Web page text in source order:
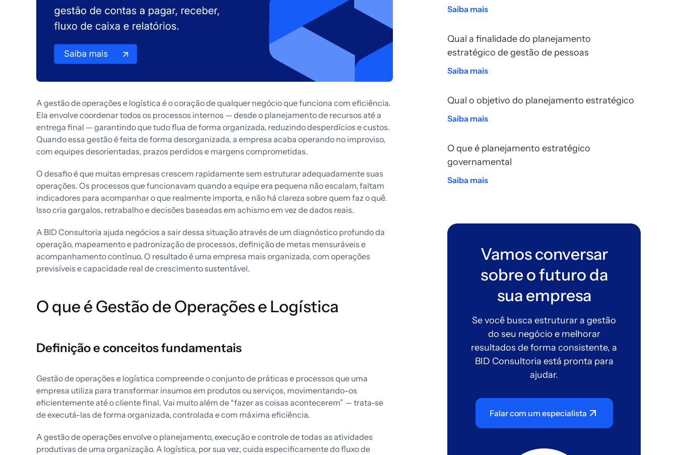
A gestão de operações e logística é o coração de qualquer negócio que funciona com eficiência.
Ela envolve coordenar todos os processos internos — desde o planejamento de recursos até a
entrega final — garantindo que tudo flua de forma organizada, reduzindo desperdícios e custos.
Quando essa gestão é feita de forma desorganizada, a empresa acaba operando no improviso,
com equipes desorientadas, prazos perdidos e margens comprometidas.
O desafio é que muitas empresas crescem rapidamente sem estruturar adequadamente suas
operações. Os processos que funcionavam quando a equipe era pequena não escalam, faltam
indicadores para acompanhar o que realmente importa, e não há clareza sobre quem faz o quê.
Isso cria gargalos, retrabalho e decisões baseadas em achismo em vez de dados reais.
A BID Consultoria ajuda negócios a sair dessa situação através de um diagnóstico profundo da
operação, mapeamento e padronização de processos, definição de metas mensuráveis e
acompanhamento contínuo. O resultado é uma empresa mais organizada, com operações
previsíveis e capacidade real de crescimento sustentável.
O que é Gestão de Operações e Logística
Definição e conceitos fundamentais
Gestão de operações e logística compreende o conjunto de práticas e processos que uma
empresa utiliza para transformar insumos em produtos ou serviços, movimentando-os
eficientemente até o cliente final. Vai muito além de “fazer as coisas acontecerem” — trata-se
de executá-las de forma organizada, controlada e com máxima eficiência.
A gestão de operações envolve o planejamento, execução e controle de todas as atividades
produtivas de uma organização. A logística, por sua vez, cuida especificamente do fluxo de
Saiba mais
Qual a finalidade do planejamento
estratégico de gestão de pessoas
Saiba mais
Qual o objetivo do planejamento estratégico
Saiba mais
O que é planejamento estratégico
governamental
Saiba mais
Vamos conversar
sobre o futuro da
sua empresa
Se você busca estruturar a gestão
do seu negócio e melhorar
resultados de forma consistente, a
BID Consultoria está pronta para
ajudar.
Falar com um especialista